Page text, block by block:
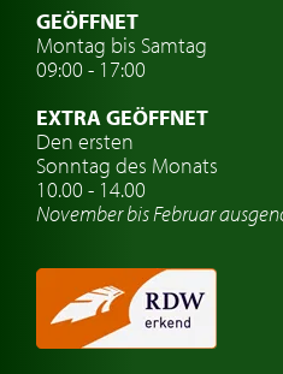
Oldtimer mit h-kennzeichen
Auto Oldtimer Markt
Oldtimer-Versicherung
Oldtimer-Clubs
Oldtimer-Reisen
Automarken uhren
GEÖFFNET
Montag bis Samtag
09:00 - 17:00
EXTRA GEÖFFNET
Den ersten
Sonntag des Monats
10.00 - 14.00
November bis Februar